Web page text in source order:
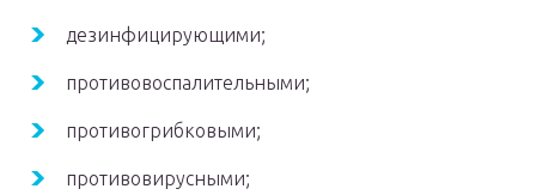
дезинфицирующими;
противовоспалительными;
противогрибковыми;
противовирусными;